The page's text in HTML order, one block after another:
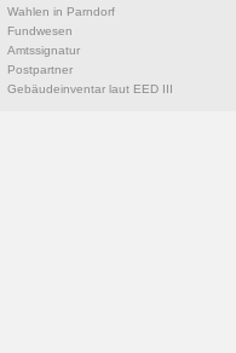
Wahlen in Parndorf
Fundwesen
Amtssignatur
Postpartner
Gebäudeinventar laut EED III